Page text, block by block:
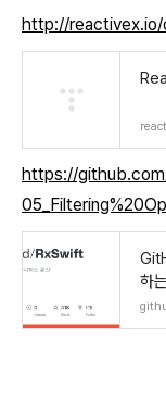
http://
https://
하